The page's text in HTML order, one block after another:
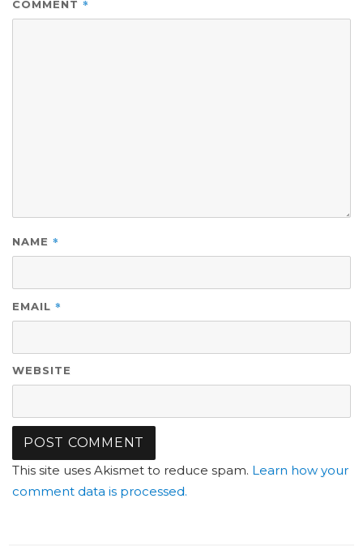
COMMENT *
NAME *
EMAIL *
WEBSITE
This site uses Akismet to reduce spam. Learn how your
comment data is processed.